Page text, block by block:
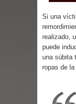
Si una
realizado,
puede
una súbita
ropas de